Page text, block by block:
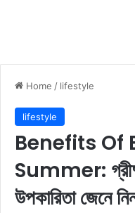
Home / lifestyle
lifestyle
Benefits Of
Summer:
উপকারিতা জেনে